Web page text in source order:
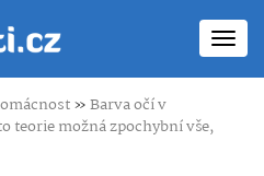
»Barva očí v
teorie možná zpochybní vše,